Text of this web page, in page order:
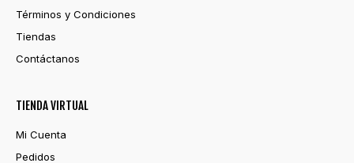
Términos y Condiciones
Tiendas
Contáctanos
TIENDA VIRTUAL
Mi Cuenta
Pedidos